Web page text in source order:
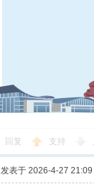
回复 支持
发表于 2026-4-27 21:09